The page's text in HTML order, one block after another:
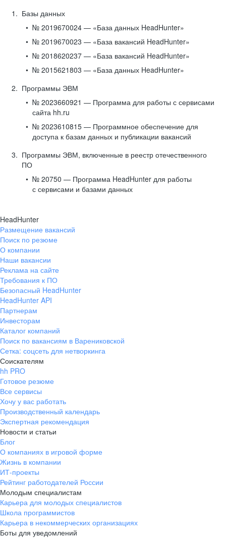
Базы данных
№ 2019670024 — «База данных HeadHunter»
№ 2019670023 — «База вакансий HeadHunter»
№ 2018620237 — «База вакансий HeadHunter»
№ 2015621803 — «База данных HeadHunter»
Программы ЭВМ
№ 2023660921 — Программа для работы с сервисами
сайта hh.ru
№ 2023610815 — Программное обеспечение для
доступа к базам данных и публикации вакансий
Программы ЭВМ, включенные в реестр отечественного
ПО
№ 20750 — Программа HeadHunter для работы
с сервисами и базами данных
HeadHunter
Размещение вакансий
Поиск по резюме
О компании
Наши вакансии
Реклама на сайте
Требования к ПО
Безопасный HeadHunter
HeadHunter API
Партнерам
Инвесторам
Каталог компаний
Поиск по вакансиям в Варениковской
Сетка: соцсеть для нетворкинга
Соискателям
hh PRO
Готовое резюме
Все сервисы
Хочу у вас работать
Производственный календарь
Экспертная рекомендация
Новости и статьи
Блог
О компаниях в игровой форме
Жизнь в компании
ИТ-проекты
Рейтинг работодателей России
Молодым специалистам
Карьера для молодых специалистов
Школа программистов
Карьера в некоммерческих организациях
Боты для уведомлений